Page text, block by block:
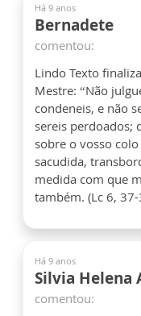
Há 9 anos
Bernadete
comentou:
Lindo Texto
Mestre: “Não
condeneis, e não
sereis perdoados;
sobre o vosso
sacudida,
medida com que
também. (Lc 6, 37-
Há 9 anos
Silvia Helena
comentou: